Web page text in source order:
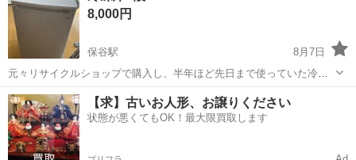
時】8月...
8,000円
保谷駅
8月7日
元々リサイクルショップで購入し、半年ほど先日まで使っていた冷凍
専用庫ですが、家庭環境が変わり、使用しなくなりましたので、使っ
てくださる方にお譲りします。 肉や野菜や魚をいれていました。の
で、特有のにおいがありますが、冷...
東京 練馬区 保谷駅 キッチン家電
【求】古いお人形、お譲りください
状態が悪くてもOK！最大限買取します